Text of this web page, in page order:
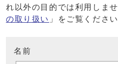
れ以外の目的では利用しま
の取り扱い 」をご覧ください
名前